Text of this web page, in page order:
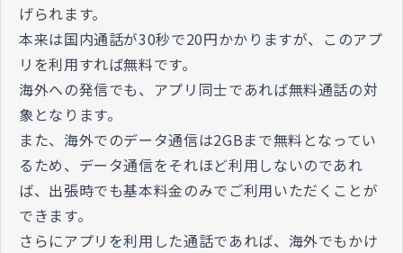
げられます。
本来は国内通話が30秒で20円かかりますが、このアプ
リを利用すれば無料です。
海外への発信でも、アプリ同士であれば無料通話の対
象となります。
また、海外でのデータ通信は2GBまで無料となってい
るため、データ通信をそれほど利用しないのであれ
ば、出張時でも基本料金のみでご利用いただくことが
できます。
さらにアプリを利用した通話であれば、海外でもかけ